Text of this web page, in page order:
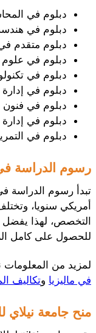
دبلوم في
دبلوم في
دبلوم متقدم
دبلوم في
دبلوم في
دبلوم في إدارة
دبلوم في
دبلوم في إدارة
دبلوم في
رسوم الدراسة
للحصول على كامل
لمزيد من
في ماليزيا وتكاليف
منح جامعة نيلاي